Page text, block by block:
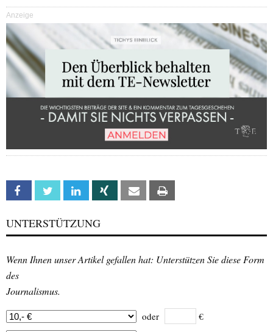
Anzeige
Facebook Twitter Linkedin Xing Email
UNTERSTÜTZUNG
Wenn Ihnen unser Artikel gefallen hat: Unterstützen Sie diese Form
des
Journalismus.
oder €